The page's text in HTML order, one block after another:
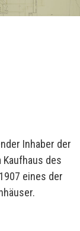
Inhaber der
des
eines der